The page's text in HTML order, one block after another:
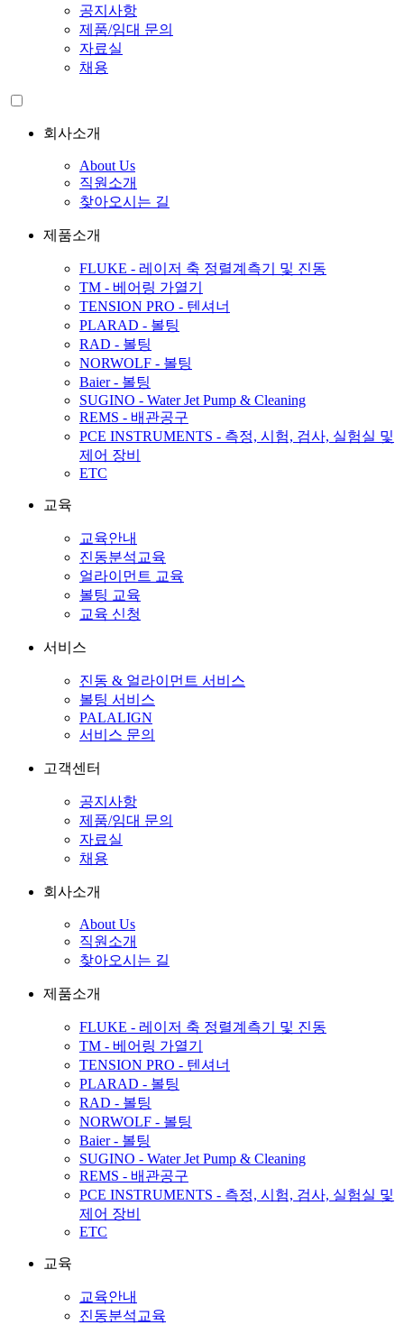
공지사항
제품/임대 문의
자료실
채용
회사소개
About Us
직원소개
찾아오시는 길
제품소개
FLUKE - 레이저 축 정렬계측기 및 진동
TM - 베어링 가열기
TENSION PRO - 텐셔너
PLARAD - 볼팅
RAD - 볼팅
NORWOLF - 볼팅
Baier - 볼팅
SUGINO - Water Jet Pump & Cleaning
REMS - 배관공구
PCE INSTRUMENTS - 측정, 시험, 검사, 실험실 및
제어 장비
ETC
교육
교육안내
진동분석교육
얼라이먼트 교육
볼팅 교육
교육 신청
서비스
진동 & 얼라이먼트 서비스
볼팅 서비스
PALALIGN
서비스 문의
고객센터
공지사항
제품/임대 문의
자료실
채용
회사소개
About Us
직원소개
찾아오시는 길
제품소개
FLUKE - 레이저 축 정렬계측기 및 진동
TM - 베어링 가열기
TENSION PRO - 텐셔너
PLARAD - 볼팅
RAD - 볼팅
NORWOLF - 볼팅
Baier - 볼팅
SUGINO - Water Jet Pump & Cleaning
REMS - 배관공구
PCE INSTRUMENTS - 측정, 시험, 검사, 실험실 및
제어 장비
ETC
교육
교육안내
진동분석교육